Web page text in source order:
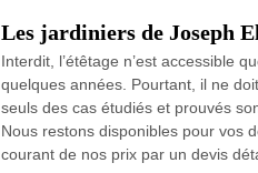
Les jardiniers de Joseph
Interdit, l’étêtage n’est accessible
quelques années. Pourtant, il ne
seuls des cas étudiés et prouvés
Nous restons disponibles pour vos
courant de nos prix par un devis